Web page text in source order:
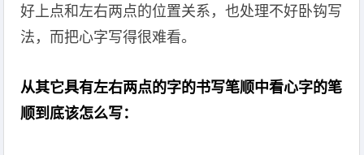
好上点和左右两点的位置关系，也处理不好卧钩写
法，而把心字写得很难看。
从其它具有左右两点的字的书写笔顺中看心字的笔
顺到底该怎么写：